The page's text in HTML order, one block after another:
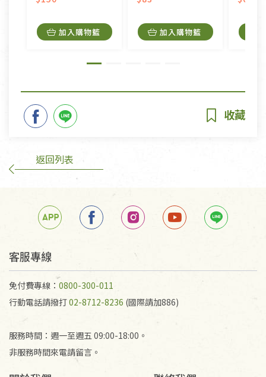
加入購物籃 加入購物籃
返回列表
客服專線
免付費專線： 0800-300-011
行動電話請撥打02-8712-8236 (國際請加886)
服務時間：週一至週五 09:00-18:00。
非服務時間來電請留言。